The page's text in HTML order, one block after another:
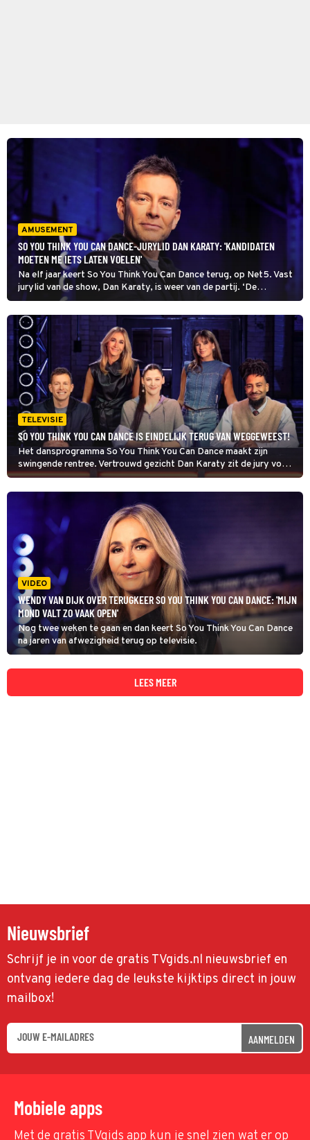
AMUSEMENT
SO YOU THINK YOU CAN DANCE-JURYLID DAN KARATY: 'KANDIDATEN
MOETEN ME IETS LATEN VOELEN'
Na elf jaar keert So You Think You Can Dance terug, op Net5. Vast
jurylid van de show, Dan Karaty, is weer van de partij. ‘De
kandidaten zijn alleen maar beter geworden.’
TELEVISIE
SO YOU THINK YOU CAN DANCE IS EINDELIJK TERUG VAN WEGGEWEEST!
Het dansprogramma So You Think You Can Dance maakt zijn
swingende rentree. Vertrouwd gezicht Dan Karaty zit de jury voor,
geflankeerd door choreografen Kenzo Alvares en Nora
Monsecour. Wendy van Dijk presenteert, samen met de Belgische
VIDEO
WENDY VAN DIJK OVER TERUGKEER SO YOU THINK YOU CAN DANCE: 'MIJN
MOND VALT ZO VAAK OPEN'
Nog twee weken te gaan en dan keert So You Think You Can Dance
na jaren van afwezigheid terug op televisie.
LEES MEER
Nieuwsbrief
Schrijf je in voor de gratis TVgids.nl nieuwsbrief en
ontvang iedere dag de leukste kijktips direct in jouw
mailbox!
AANMELDEN
Mobiele apps
Met de gratis TVgids app kun je snel zien wat er op